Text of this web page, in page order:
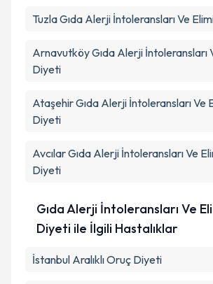
TuzlaGıda Alerji İntoleransları Ve
ArnavutköyGıda Alerji İntoleransları
Diyeti
AtaşehirGıda Alerji İntoleransları Ve
Diyeti
AvcılarGıda Alerji İntoleransları Ve
Diyeti
Gıda Alerji İntoleransları Ve
Diyeti ile İlgili Hastalıklar
İstanbul Aralıklı Oruç Diyeti